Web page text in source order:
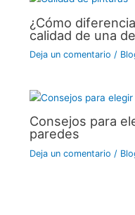
¿Cómo
calidad de una
Deja un comentario /
Consejos para
paredes
Deja un comentario /